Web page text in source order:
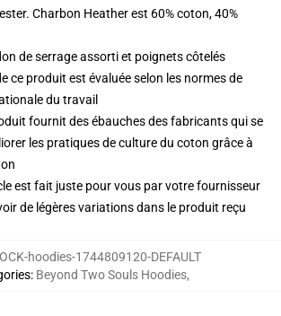
Charbon Heather est 60% coton, 40%
de serrage assorti et poignets côtelés
ce produit est évaluée selon les normes de
du travail
fournit des ébauches des fabricants qui se
les pratiques de culture du coton grâce à
est fait juste pour vous par votre fournisseur
de légères variations dans le produit reçu
hoodies-1744809120-DEFAULT
: Beyond Two Souls Hoodies,